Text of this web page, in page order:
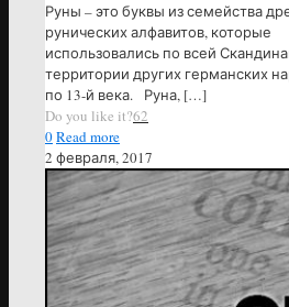
Руны – это буквы из семейства
рунических алфавитов, которые
использовались по всей
территории других германских
по 13-й века. Руна, […]
Do you like it?62
0Read more
2 февраля, 2017